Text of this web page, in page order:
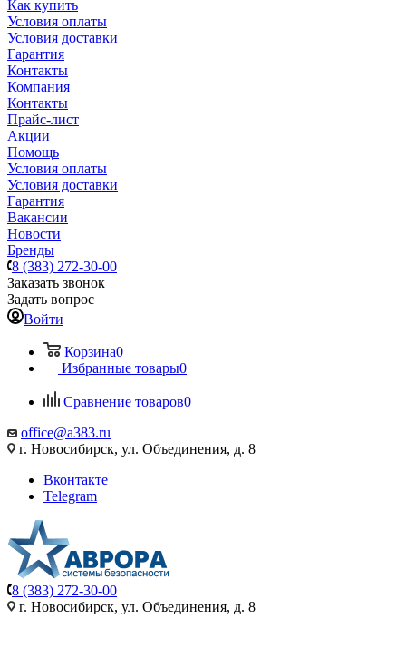
Как купить
Условия оплаты
Условия доставки
Гарантия
Контакты
Компания
Контакты
Прайс-лист
Акции
Помощь
Условия оплаты
Условия доставки
Гарантия
Вакансии
Новости
Бренды
8 (383) 272-30-00
Заказать звонок
Задать вопрос
Войти
Корзина0
Избранные товары0
Сравнение товаров0
office@a383.ru
г. Новосибирск, ул. Объединения, д. 8
Вконтакте
Telegram
8 (383) 272-30-00
г. Новосибирск, ул. Объединения, д. 8